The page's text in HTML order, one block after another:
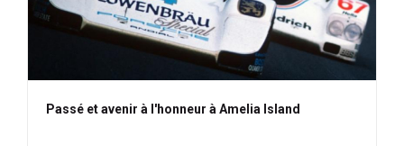
Passé et avenir à l'honneur à Amelia Island